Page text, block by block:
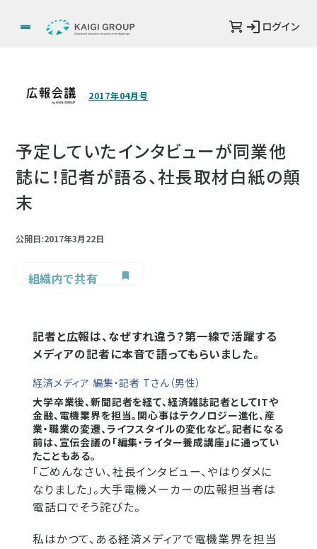
ログイン
2017年04月号
予定していたインタビューが同業他
誌に！記者が語る、社長取材白紙の顛
末
公開日:2017年3月22日
組織内で共有
記者と広報は、なぜすれ違う？第一線で活躍する
メディアの記者に本音で語ってもらいました。
経済メディア 編集・記者 Tさん（男性）
大学卒業後、新聞記者を経て、経済雑誌記者としてITや
金融、電機業界を担当。関心事はテクノロジー進化、産
業・職業の変遷、ライフスタイルの変化など。記者になる
前は、宣伝会議の「編集・ライター養成講座」に通ってい
たこともある。
「ごめんなさい、社長インタビュー、やはりダメに
なりました」。大手電機メーカーの広報担当者は
電話口でそう詫びた。
私はかつて、ある経済メディアで電機業界を担当